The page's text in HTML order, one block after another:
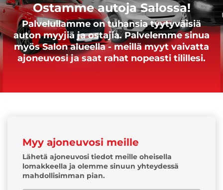
Ostamme autoja Salossa!
Palvelullamme on tuhansia tyytyväisiä
auton myyjiä ja ostajia. Palvelemme sinua
myös Salon alueella - meillä myyt vaivatta
ajoneuvosi ja saat rahat nopeasti tilillesi.
Myy ajoneuvosi meille
Lähetä ajoneuvosi tiedot meille oheisella
lomakkeella ja olemme sinuun yhteydessä
mahdollisimman pian.